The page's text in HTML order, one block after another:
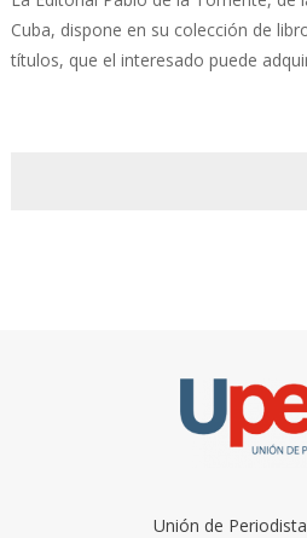
Cuba, dispone en su colección de
títulos, que el interesado puede
Unión de